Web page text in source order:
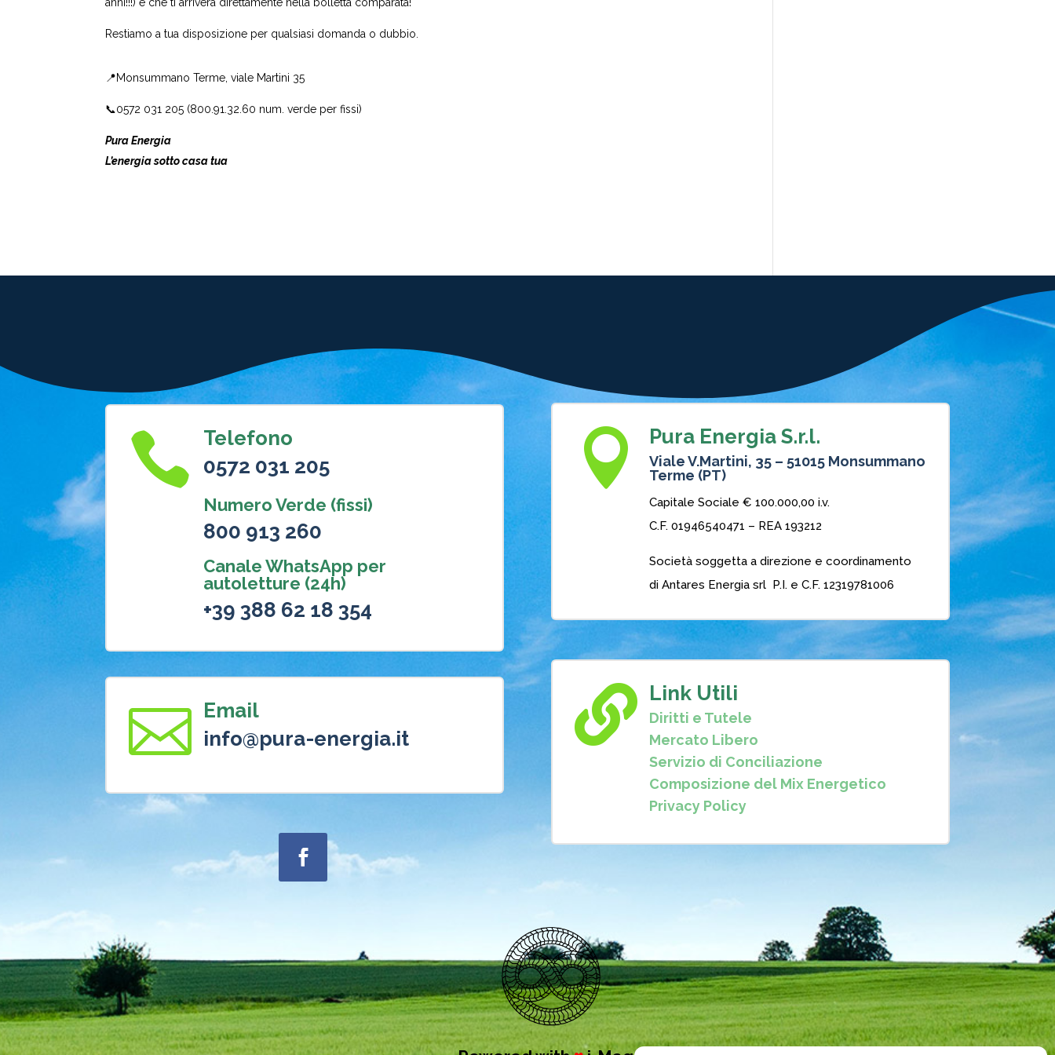
anni!!!) e che ti arriverà direttamente nella bolletta comparata!
Restiamo a tua disposizione per qualsiasi domanda o dubbio.
📍Monsummano Terme, viale Martini 35
📞0572 031 205 (800.91.32.60 num. verde per fissi)
Pura Energia
L’energia sotto casa tua

Telefono
0572 031 205
Numero Verde (fissi)
800 913 260
Canale WhatsApp per
autoletture (24h)
+39 388 62 18 354
 Email
info@pura-energia.it
 Pura Energia S.r.l.
Viale V.Martini, 35 – 51015 Monsummano
Terme (PT)
Capitale Sociale € 100.000,00 i.v.
C.F. 01946540471 – REA 193212
Società soggetta a direzione e coordinamento
di Antares Energia srl P.I. e C.F. 12319781006
 Link Utili
Diritti e Tutele
Mercato Libero
Servizio di Conciliazione
Composizione del Mix Energetico
Privacy Policy